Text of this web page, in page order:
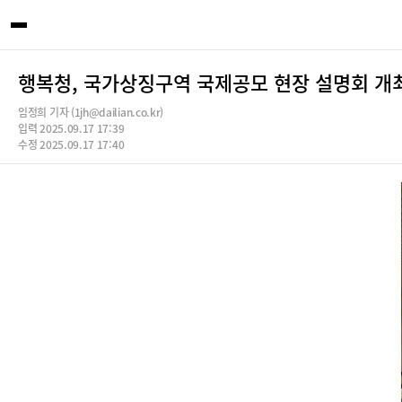
행복청, 국가상징구역 국제공모 현장 설명회 개
임정희 기자 (1jh@dailian.co.kr)
입력 2025.09.17 17:39
수정 2025.09.17 17:40